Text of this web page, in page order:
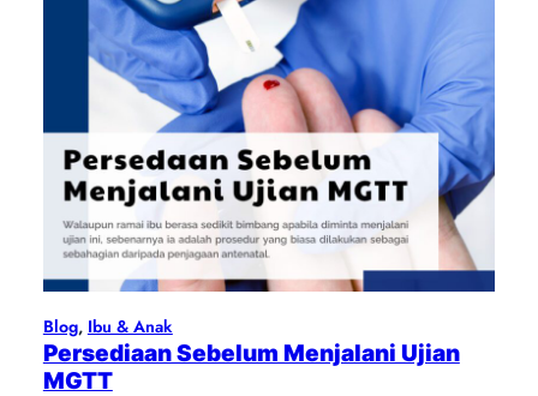
Blog, Ibu & Anak
Persediaan Sebelum Menjalani Ujian
MGTT